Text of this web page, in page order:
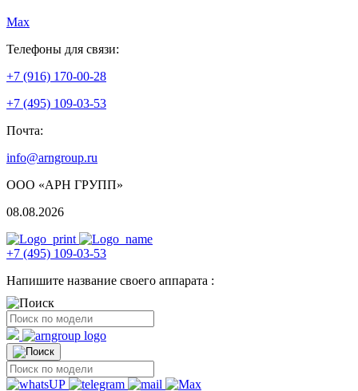
Max
Телефоны для связи:
+7 (916) 170-00-28
+7 (495) 109-03-53
Почта:
info@arngroup.ru
ООО «АРН ГРУПП»
08.08.2026
+7 (495) 109-03-53
Напишите название своего аппарата :